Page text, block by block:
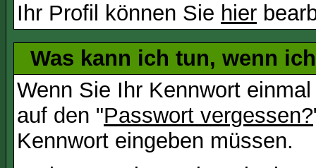
Ihr Profil können Sie hier
Was kann ich tun, wenn
Wenn Sie Ihr Kennwort
auf den "Passwort vergessen?
Kennwort eingeben müssen.